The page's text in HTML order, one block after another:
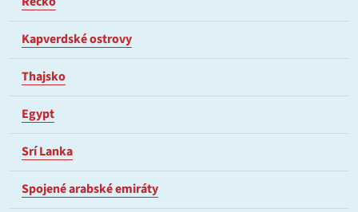
Kapverdské ostrovy
Thajsko
Egypt
Srí Lanka
Spojené arabské emiráty